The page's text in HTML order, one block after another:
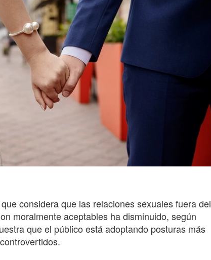
considera que las relaciones sexuales fuera del
moralmente aceptables ha disminuido, según
que el público está adoptando posturas más